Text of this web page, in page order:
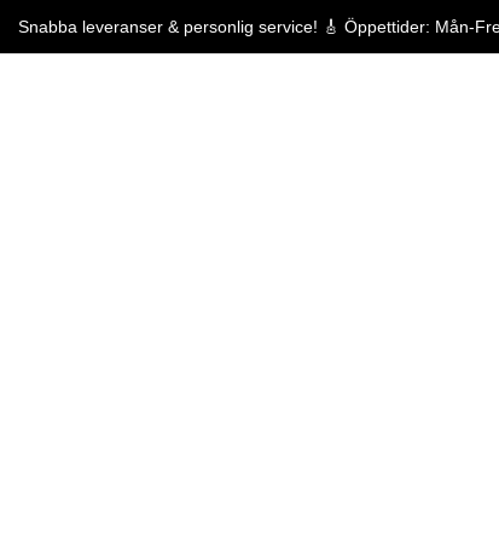
Snabba leveranser & personlig service! 🎸 Öppettider: Mån-
Snabba